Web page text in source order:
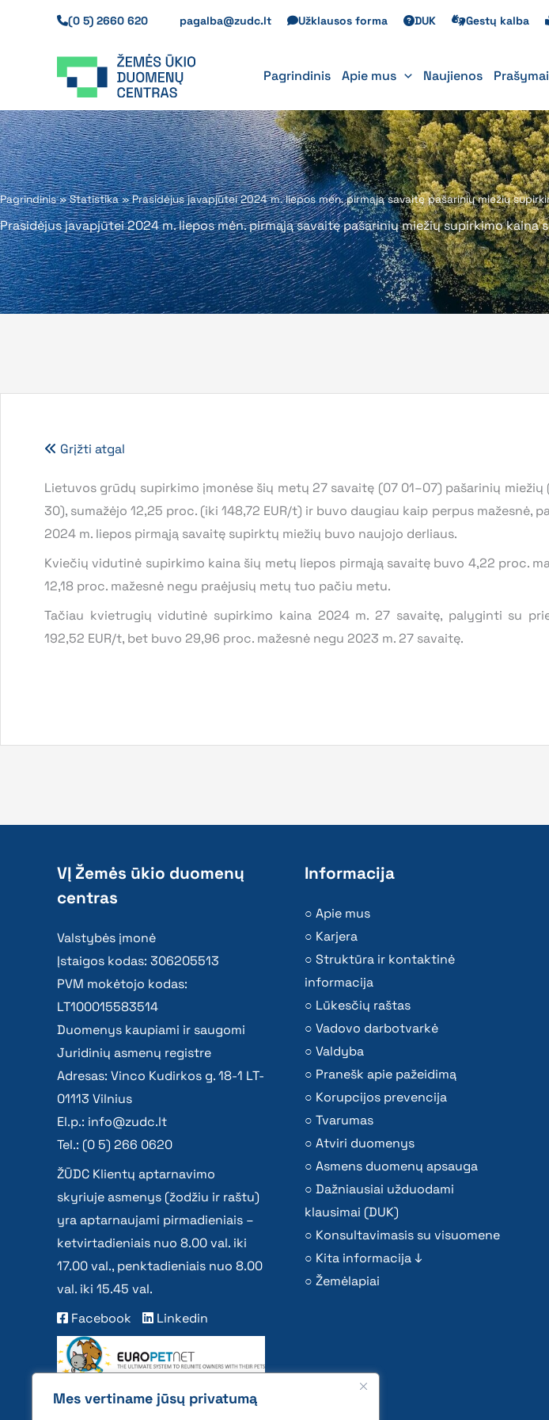
Mes vertiname jūsų privatumą
(0 5) 2660 620 pagalba@zudc.lt Užklausos forma DUK Gestų kalba
Pagrindinis Apie mus Naujienos Prašymai
Pagrindinis»Statistika»Prasidėjus javapjūtei 2024 m. liepos mėn. pirmąją savaitę pašarinių miežių
Prasidėjus javapjūtei 2024 m. liepos mėn. pirmąją savaitę pašarinių miežių supirkimo kaina
Grįžti atgal
Lietuvos grūdų supirkimo įmonėse šių metų 27 savaitę (07 01–07) pašarinių
30), sumažėjo 12,25 proc. (iki 148,72 EUR/t) ir buvo daugiau kaip perpus
2024 m. liepos pirmąją savaitę supirktų miežių buvo naujojo derliaus.
Kviečių vidutinė supirkimo kaina šių metų liepos pirmąją savaitę buvo 4,22 proc.
12,18 proc. mažesnė negu praėjusių metų tuo pačiu metu.
Tačiau kvietrugių vidutinė supirkimo kaina 2024 m. 27 savaitę, palyginti su
192,52 EUR/t, bet buvo 29,96 proc. mažesnė negu 2023 m. 27 savaitę.
VĮ Žemės ūkio duomenų
centras
Valstybės įmonė
Įstaigos kodas: 306205513
PVM mokėtojo kodas:
LT100015583514
Duomenys kaupiami ir saugomi
Juridinių asmenų registre
Adresas: Vinco Kudirkos g. 18-1 LT-
01113 Vilnius
El.p.: info@zudc.lt
Tel.: (0 5) 266 0620
ŽŪDC Klientų aptarnavimo
skyriuje asmenys (žodžiu ir raštu)
yra aptarnaujami pirmadieniais –
ketvirtadieniais nuo 8.00 val. iki
17.00 val., penktadieniais nuo 8.00
val. iki 15.45 val.
Facebook
Linkedin
Informacija
Apie mus
Karjera
Struktūra ir kontaktinė
informacija
Lūkesčių raštas
Vadovo darbotvarkė
Valdyba
Pranešk apie pažeidimą
Korupcijos prevencija
Tvarumas
Atviri duomenys
Asmens duomenų apsauga
Dažniausiai užduodami
klausimai (DUK)
Konsultavimasis su visuomene
Kita informacija ↓
Žemėlapiai